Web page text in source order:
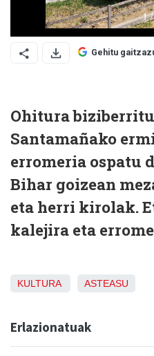
Gehitu
Ohitura
Santamañako
erromeria ospatu
Bihar goizean
eta herri kirolak.
kalejira eta
KULTURA ASTEASU
Erlazionatuak